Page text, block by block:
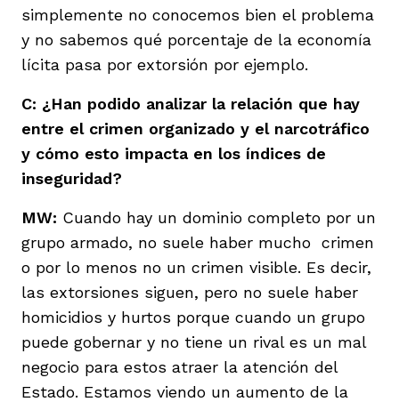
simplemente no conocemos bien el problema
y no sabemos qué porcentaje de la economía
lícita pasa por extorsión por ejemplo.
C: ¿Han podido analizar la relación que hay
entre el crimen organizado y el narcotráfico
y cómo esto impacta en los índices de
inseguridad?
MW: Cuando hay un dominio completo por un
grupo armado, no suele haber mucho crimen
o por lo menos no un crimen visible. Es decir,
las extorsiones siguen, pero no suele haber
homicidios y hurtos porque cuando un grupo
puede gobernar y no tiene un rival es un mal
negocio para estos atraer la atención del
Estado. Estamos viendo un aumento de la